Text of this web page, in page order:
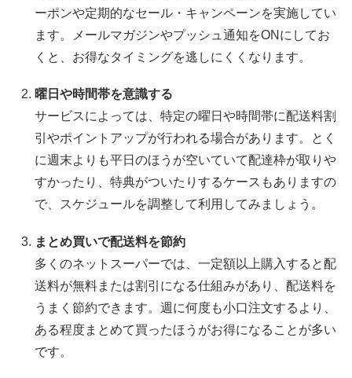
ーポンや定期的なセール・キャンペーンを実施してい
ます。メールマガジンやプッシュ通知をONにしてお
くと、お得なタイミングを逃しにくくなります。
曜日や時間帯を意識する
サービスによっては、特定の曜日や時間帯に配送料割
引やポイントアップが行われる場合があります。とく
に週末よりも平日のほうが空いていて配達枠が取りや
すかったり、特典がついたりするケースもありますの
で、スケジュールを調整して利用してみましょう。
まとめ買いで配送料を節約
多くのネットスーパーでは、一定額以上購入すると配
送料が無料または割引になる仕組みがあり、配送料を
うまく節約できます。週に何度も小口注文するより、
ある程度まとめて買ったほうがお得になることが多い
です。